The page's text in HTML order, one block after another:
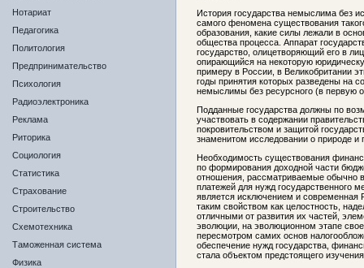
Нотариат
Педагогика
Политология
Предпринимательство
Психология
Радиоэлектроника
Реклама
Риторика
Социология
Статистика
Страхование
Строительство
Схемотехника
Таможенная система
Физика
История государства немыслима без
самого феномена существования
образования, какие силы лежали в
общества процесса. Аппарат
государство, олицетворяющий его в
опирающийся на некоторую
примеру в России, в Великобритании
годы принятия которых разведены на
немыслимы без ресурсного (в первую
Подданные государства должны по
участвовать в содержании
покровительством и защитой
знаменитом исследовании о природе и
Необходимость существования
по формирования доходной части
отношения, рассматриваемые обычно
платежей для нужд государственного
является исключением и современная
таким свойством как целостность,
отличными от развития их частей,
эволюции, на эволюционном этапе
пересмотром самих основ
обеспечение нужд государства,
стала объектом предстоящего